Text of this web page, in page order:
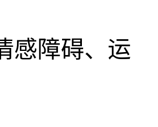
感障碍、运